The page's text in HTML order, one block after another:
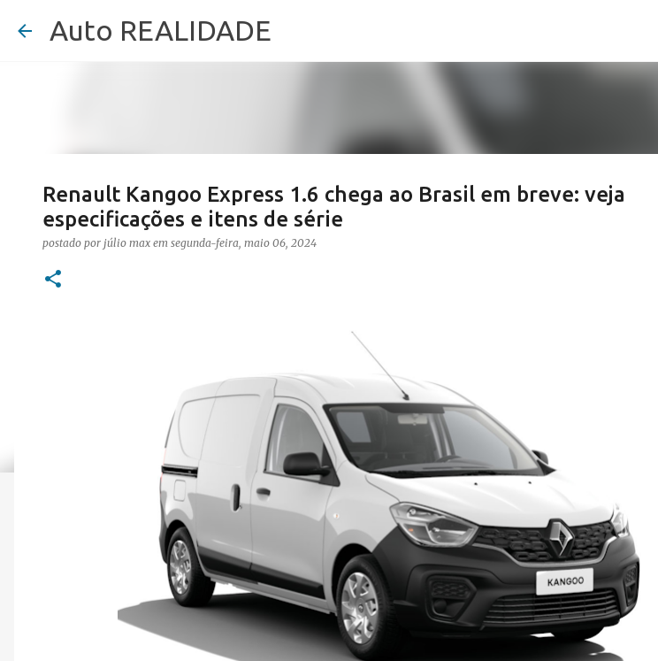
Auto REALIDADE
Renault Kangoo Express 1.6 chega ao Brasil em breve: veja
especificações e itens de série
postado por júlio max em segunda-feira, maio 06, 2024